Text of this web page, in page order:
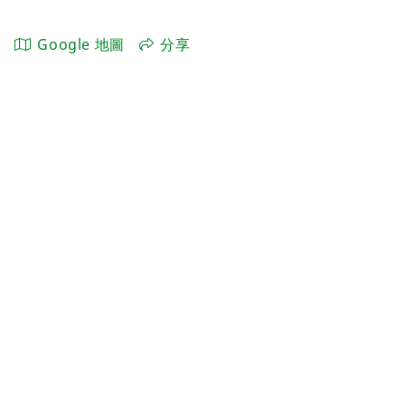
Google 地圖 分享